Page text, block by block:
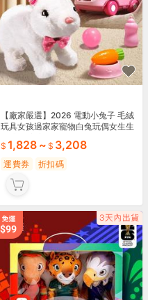
【廠家嚴選】2026 電動小兔子 毛絨
玩具女孩過家家寵物白兔玩偶女生生
1,828 ~ 3,208
運費券 折扣碼